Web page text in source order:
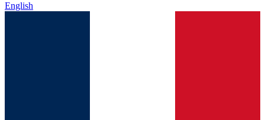
English